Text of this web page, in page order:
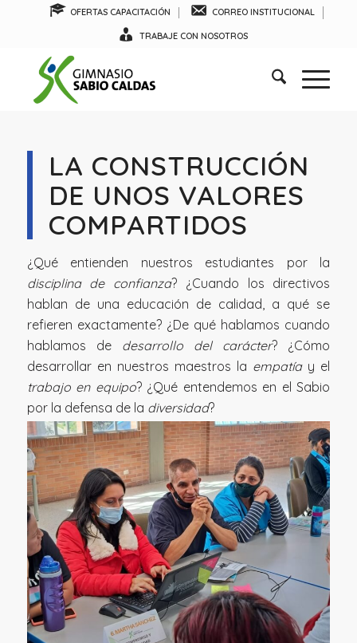
OFERTAS CAPACITACIÓN CORREO INSTITUCIONAL
TRABAJE CON NOSOTROS
LA CONSTRUCCIÓN
DE UNOS VALORES
COMPARTIDOS
¿Qué entienden nuestros estudiantes por la
disciplina de confianza? ¿Cuando los directivos
hablan de una educación de calidad, a qué se
refieren exactamente? ¿De qué hablamos cuando
hablamos de desarrollo del carácter? ¿Cómo
desarrollar en nuestros maestros la empatíay el
trabajo en equipo? ¿Qué entendemos en el Sabio
por la defensa de la diversidad?